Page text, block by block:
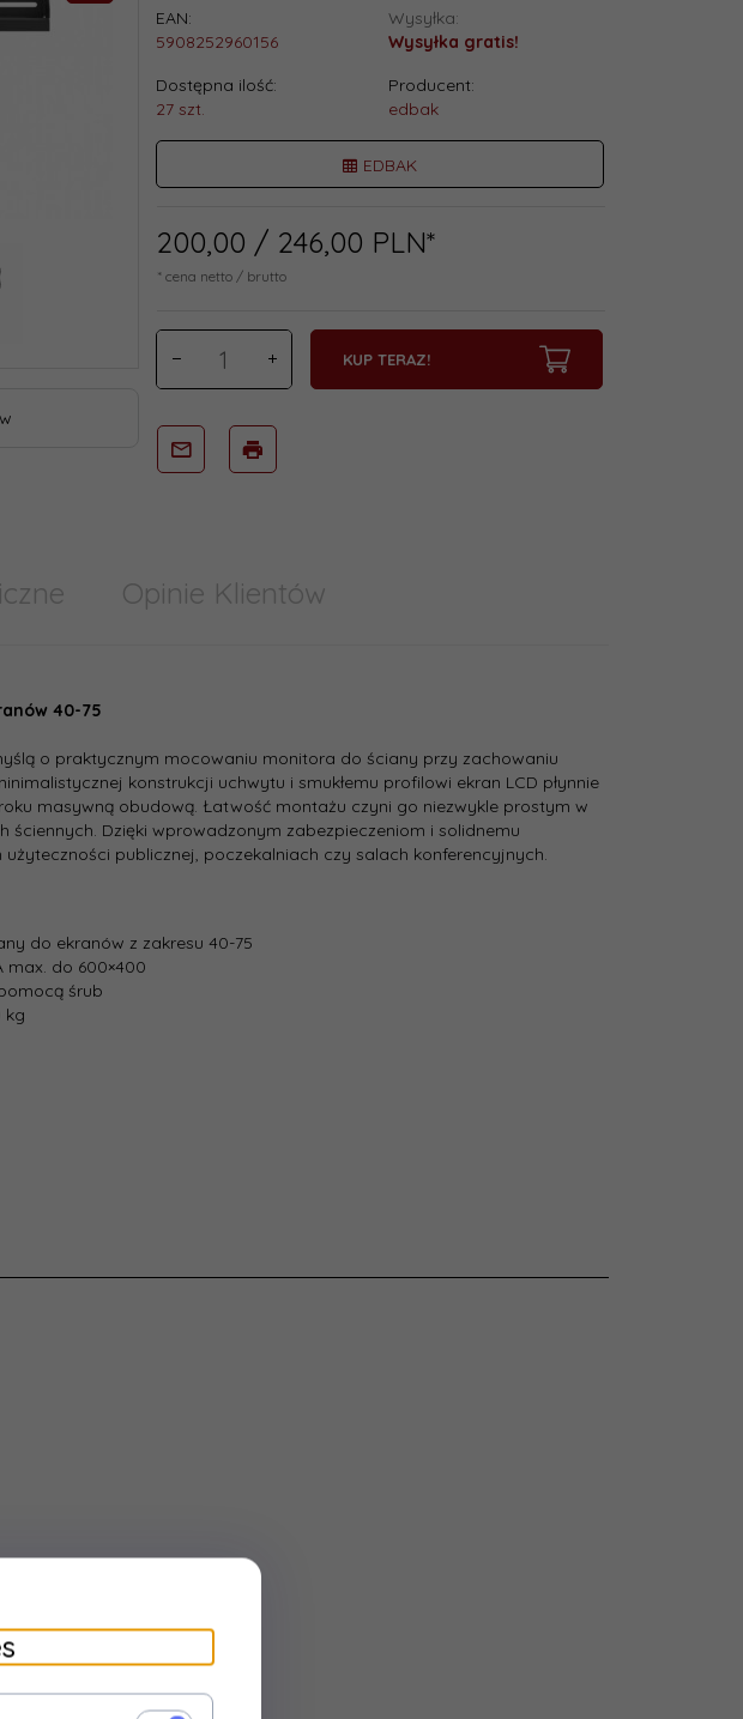
EAN:
5908252960156
Wysyłka:
Wysyłka gratis!
Dostępna ilość:
27 szt.
Producent:
edbak
EDBAK
200,00 / 246,00 PLN*
* cena netto / brutto
KUP TERAZ!
Opinie Klientów
40-75
o praktycznym mocowaniu monitora do ściany przy zachowaniu
konstrukcji uchwytu i smukłemu profilowi ekran LCD płynnie
masywną obudową. Łatwość montażu czyni go niezwykle prostym w
Dzięki wprowadzonym zabezpieczeniom i solidnemu
publicznej, poczekalniach czy salach konferencyjnych.
do ekranów z zakresu 40-75
max. do 600×400
śrub
kg